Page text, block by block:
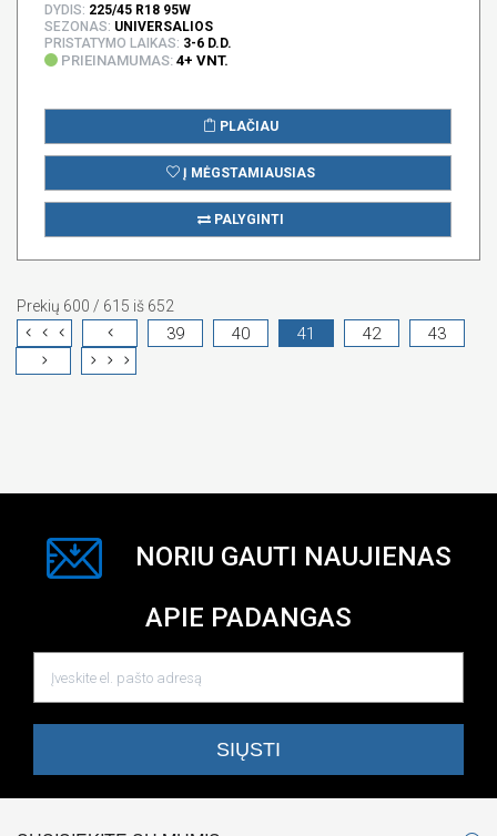
DYDIS: 225/45 R18 95W
SEZONAS: UNIVERSALIOS
PRISTATYMO LAIKAS: 3-6 D.D.
PRIEINAMUMAS: 4+ VNT.
PLAČIAU
Į MĖGSTAMIAUSIAS
PALYGINTI
Prekių 600 / 615 iš 652
39 40 41 42 43
NORIU GAUTI NAUJIENAS
APIE PADANGAS